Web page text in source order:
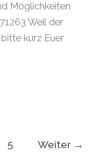
Möglichkeiten
Weil der
kurz Euer
5 Weiter →